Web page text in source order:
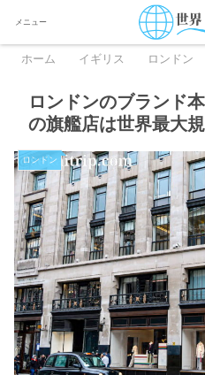
ホーム イギリス ロンドン
ロンドンのブランド
の旗艦店は世界最大
ロンドン
メニュー